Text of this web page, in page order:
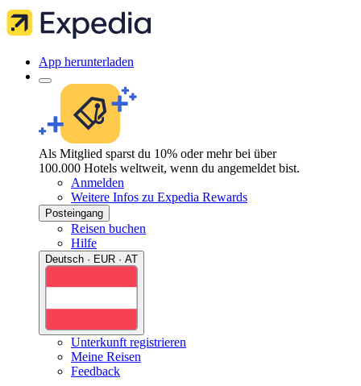
App herunterladen
Als Mitglied sparst du 10% oder mehr bei über
100.000 Hotels weltweit, wenn du angemeldet bist.
Anmelden
Weitere Infos zu Expedia Rewards
Posteingang
Reisen buchen
Hilfe
Deutsch · EUR · AT
Unterkunft registrieren
Meine Reisen
Feedback